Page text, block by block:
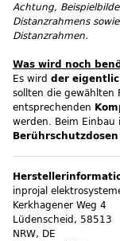
Achtung,
Distanzrahmens
Distanzrahmen.
Was wird noch
Es wird der
sollten die gewählten
entsprechenden
werden. Beim
Berührschutzdosen
inprojal
Kerkhagener Weg 4
Lüdenscheid, 58513
NRW, DE